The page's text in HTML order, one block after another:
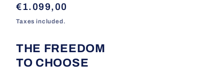
Regular
price
€1.099,00
Taxes included.
THE FREEDOM
TO CHOOSE